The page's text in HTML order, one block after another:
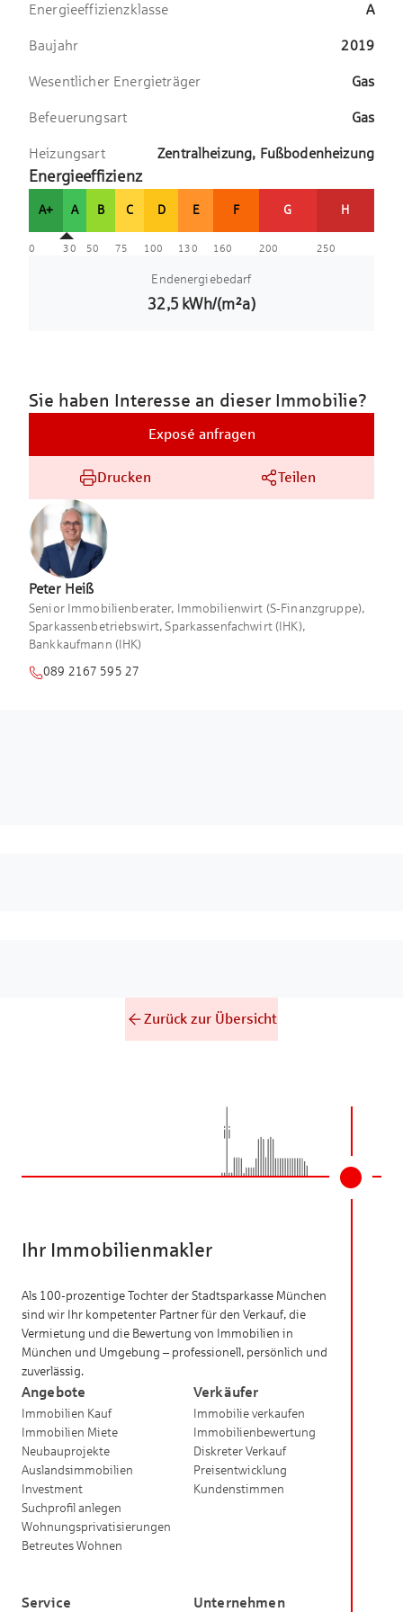
Energieeffizienzklasse A
Baujahr 2019
Wesentlicher Energieträger Gas
Befeuerungsart Gas
Heizungsart Zentralheizung, Fußbodenheizung
Energieeffizienz
A+ A B C D E F G H
0 30 50 75 100 130 160 200 250
Endenergiebedarf
32,5 kWh/(m²a)
Sie haben Interesse an dieser Immobilie?
Exposé anfragen
Drucken Teilen
Peter Heiß
Senior Immobilienberater, Immobilienwirt (S-Finanzgruppe),
Sparkassenbetriebswirt, Sparkassenfachwirt (IHK),
Bankkaufmann (IHK)
089 2167 595 27
Zurück zur Übersicht
Ihr Immobilienmakler
Als 100-prozentige Tochter der Stadtsparkasse München
sind wir Ihr kompetenter Partner für den Verkauf, die
Vermietung und die Bewertung von Immobilien in
München und Umgebung – professionell, persönlich und
zuverlässig.
Angebote
Immobilien Kauf
Immobilien Miete
Neubauprojekte
Auslandsimmobilien
Investment
Suchprofil anlegen
Wohnungsprivatisierungen
Betreutes Wohnen
Verkäufer
Immobilie verkaufen
Immobilienbewertung
Diskreter Verkauf
Preisentwicklung
Kundenstimmen
Service Unternehmen